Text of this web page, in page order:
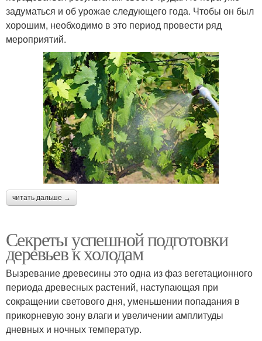
задуматься и об урожае следующего года. Чтобы он был
хорошим, необходимо в это период провести ряд
мероприятий.
читать дальше →
Секреты успешной подготовки
деревьев к холодам
Вызревание древесины это одна из фаз вегетационного
периода древесных растений, наступающая при
сокращении светового дня, уменьшении попадания в
прикорневую зону влаги и увеличении амплитуды
дневных и ночных температур.